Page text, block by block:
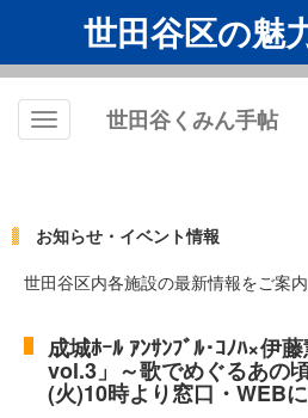
世田谷区の魅
Toggle
世田谷くみん手帖
お知らせ・イベント情報
世田谷区内各施設の最新情報をご案内
成城ﾎｰﾙ ｱﾝｻﾝﾌﾞﾙ･ｺﾉﾊ×伊
vol.3」～歌でめぐるあの
(火)10時より窓口・WEBに